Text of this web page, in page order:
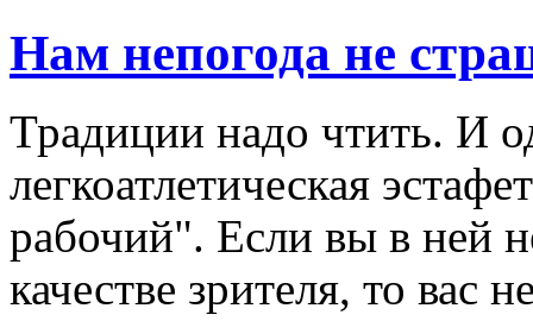
Нам непогода не
Традиции надо чтить. И
легкоатлетическая
рабочий". Если вы в ней
качестве зрителя, то вас